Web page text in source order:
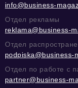
info@business-
Отдел рекламы
reklama@business-
Отдел
podpiska@business-
Отдел по работе с
partner@business-